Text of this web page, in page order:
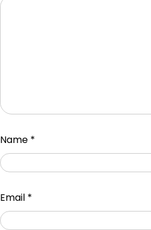
Name *
Email *